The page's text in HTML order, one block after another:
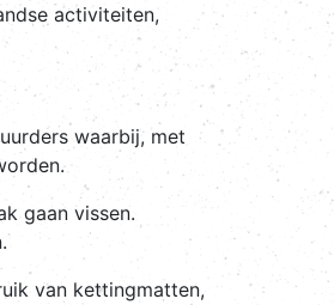
activiteiten,
waarbij, met
gaan vissen.
van kettingmatten,